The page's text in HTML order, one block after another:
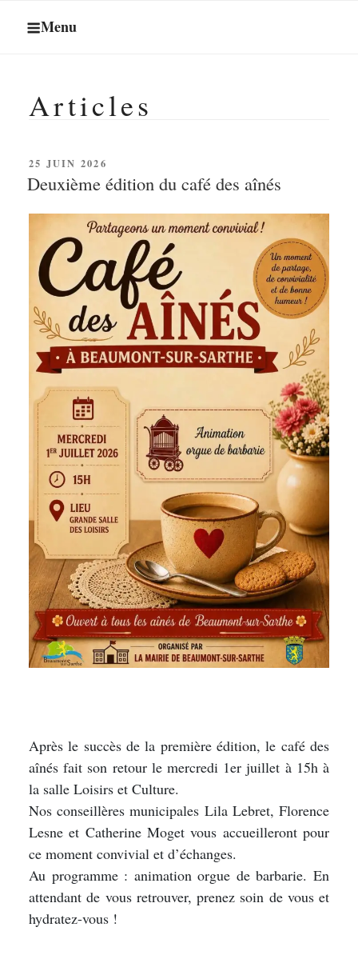
Menu
Articles
PUBLIÉ
LE
25 JUIN 2026
Deuxième édition du café des aînés
Après le succès de la première édition, le café des
aînés fait son retour le mercredi 1er juillet à 15h à
la salle Loisirs et Culture.
Nos conseillères municipales Lila Lebret, Florence
Lesne et Catherine Moget vous accueilleront pour
ce moment convivial et d’échanges.
Au programme : animation orgue de barbarie. En
attendant de vous retrouver, prenez soin de vous et
hydratez-vous !